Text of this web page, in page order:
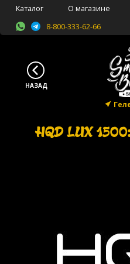
Каталог О магазине
8-800-333-62-66
HQD LUX